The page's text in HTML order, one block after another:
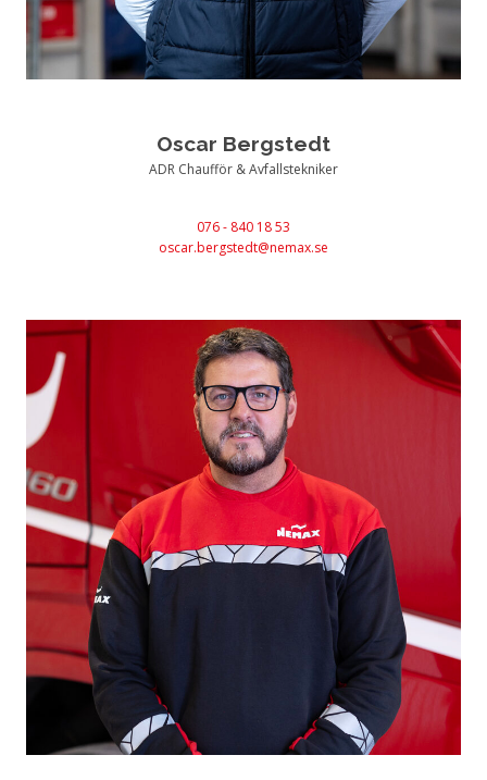
Oscar Bergstedt
ADR Chaufför & Avfallstekniker
076 - 840 18 53
oscar.bergstedt@nemax.se